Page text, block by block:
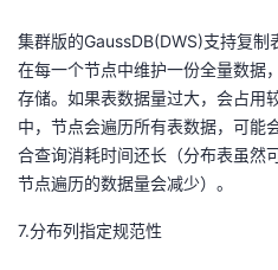
集群版的GaussDB(DWS)支持复
在每一个节点中维护一份全量数据
存储。如果表数据量过大，会占用
中，节点会遍历所有表数据，可能
合查询消耗时间还长（分布表虽然
节点遍历的数据量会减少）。
7.分布列指定规范性